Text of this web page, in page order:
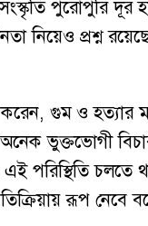
পুরোপুরি দূর
নিয়েও প্রশ্ন
গুম ও হত্যার
ভুক্তভোগী
এই পরিস্থিতি চলতে
রূপ নেবে